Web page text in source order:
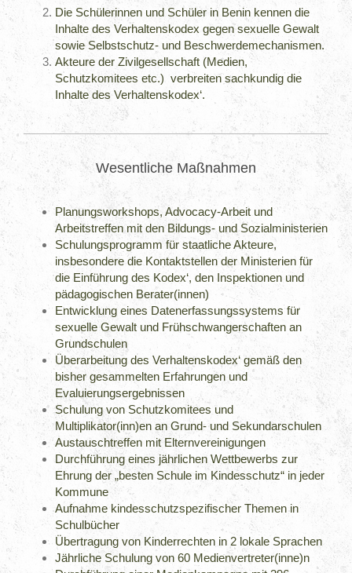
Die Schülerinnen und Schüler in Benin kennen die
Inhalte des Verhaltenskodex gegen sexuelle Gewalt
sowie Selbstschutz- und Beschwerdemechanismen.
Akteure der Zivilgesellschaft (Medien,
Schutzkomitees etc.) verbreiten sachkundig die
Inhalte des Verhaltenskodex‘.
Wesentliche Maßnahmen
Planungsworkshops, Advocacy-Arbeit und
Arbeitstreffen mit den Bildungs- und Sozialministerien
Schulungsprogramm für staatliche Akteure,
insbesondere die Kontaktstellen der Ministerien für
die Einführung des Kodex‘, den Inspektionen und
pädagogischen Berater(innen)
Entwicklung eines Datenerfassungssystems für
sexuelle Gewalt und Frühschwangerschaften an
Grundschulen
Überarbeitung des Verhaltenskodex‘ gemäß den
bisher gesammelten Erfahrungen und
Evaluierungsergebnissen
Schulung von Schutzkomitees und
Multiplikator(inn)en an Grund- und Sekundarschulen
Austauschtreffen mit Elternvereinigungen
Durchführung eines jährlichen Wettbewerbs zur
Ehrung der „besten Schule im Kindesschutz“ in jeder
Kommune
Aufnahme kindesschutzspezifischer Themen in
Schulbücher
Übertragung von Kinderrechten in 2 lokale Sprachen
Jährliche Schulung von 60 Medienvertreter(inne)n